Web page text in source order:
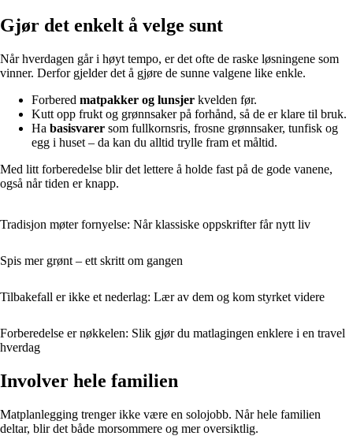
Gjør det enkelt å velge sunt
Når hverdagen går i høyt tempo, er det ofte de raske løsningene som
vinner. Derfor gjelder det å gjøre de sunne valgene like enkle.
Forbered matpakker og lunsjer kvelden før.
Kutt opp frukt og grønnsaker på forhånd, så de er klare til bruk.
Ha basisvarer som fullkornsris, frosne grønnsaker, tunfisk og
egg i huset – da kan du alltid trylle fram et måltid.
Med litt forberedelse blir det lettere å holde fast på de gode vanene,
også når tiden er knapp.
Tradisjon møter fornyelse: Når klassiske oppskrifter får nytt liv
Spis mer grønt – ett skritt om gangen
Tilbakefall er ikke et nederlag: Lær av dem og kom styrket videre
Forberedelse er nøkkelen: Slik gjør du matlagingen enklere i en travel
hverdag
Involver hele familien
Matplanlegging trenger ikke være en solojobb. Når hele familien
deltar, blir det både morsommere og mer oversiktlig.